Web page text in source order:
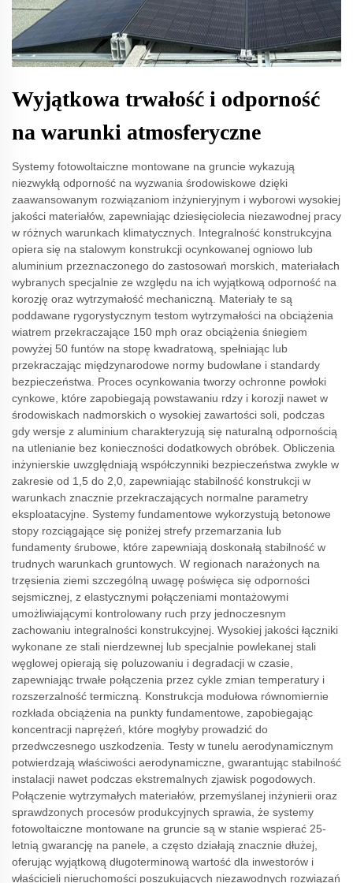
Wyjątkowa trwałość i odporność
na warunki atmosferyczne
Systemy fotowoltaiczne montowane na gruncie wykazują
niezwykłą odporność na wyzwania środowiskowe dzięki
zaawansowanym rozwiązaniom inżynieryjnym i wyborowi wysokiej
jakości materiałów, zapewniając dziesięciolecia niezawodnej pracy
w różnych warunkach klimatycznych. Integralność konstrukcyjna
opiera się na stalowym konstrukcji ocynkowanej ogniowo lub
aluminium przeznaczonego do zastosowań morskich, materiałach
wybranych specjalnie ze względu na ich wyjątkową odporność na
korozję oraz wytrzymałość mechaniczną. Materiały te są
poddawane rygorystycznym testom wytrzymałości na obciążenia
wiatrem przekraczające 150 mph oraz obciążenia śniegiem
powyżej 50 funtów na stopę kwadratową, spełniając lub
przekraczając międzynarodowe normy budowlane i standardy
bezpieczeństwa. Proces ocynkowania tworzy ochronne powłoki
cynkowe, które zapobiegają powstawaniu rdzy i korozji nawet w
środowiskach nadmorskich o wysokiej zawartości soli, podczas
gdy wersje z aluminium charakteryzują się naturalną odpornością
na utlenianie bez konieczności dodatkowych obróbek. Obliczenia
inżynierskie uwzględniają współczynniki bezpieczeństwa zwykle w
zakresie od 1,5 do 2,0, zapewniając stabilność konstrukcji w
warunkach znacznie przekraczających normalne parametry
eksploatacyjne. Systemy fundamentowe wykorzystują betonowe
stopy rozciągające się poniżej strefy przemarzania lub
fundamenty śrubowe, które zapewniają doskonałą stabilność w
trudnych warunkach gruntowych. W regionach narażonych na
trzęsienia ziemi szczególną uwagę poświęca się odporności
sejsmicznej, z elastycznymi połączeniami montażowymi
umożliwiającymi kontrolowany ruch przy jednoczesnym
zachowaniu integralności konstrukcyjnej. Wysokiej jakości łączniki
wykonane ze stali nierdzewnej lub specjalnie powlekanej stali
węglowej opierają się poluzowaniu i degradacji w czasie,
zapewniając trwałe połączenia przez cykle zmian temperatury i
rozszerzalność termiczną. Konstrukcja modułowa równomiernie
rozkłada obciążenia na punkty fundamentowe, zapobiegając
koncentracji naprężeń, które mogłyby prowadzić do
przedwczesnego uszkodzenia. Testy w tunelu aerodynamicznym
potwierdzają właściwości aerodynamiczne, gwarantując stabilność
instalacji nawet podczas ekstremalnych zjawisk pogodowych.
Połączenie wytrzymałych materiałów, przemyślanej inżynierii oraz
sprawdzonych procesów produkcyjnych sprawia, że systemy
fotowoltaiczne montowane na gruncie są w stanie wspierać 25-
letnią gwarancję na panele, a często działają znacznie dłużej,
oferując wyjątkową długoterminową wartość dla inwestorów i
właścicieli nieruchomości poszukujących niezawodnych rozwiązań